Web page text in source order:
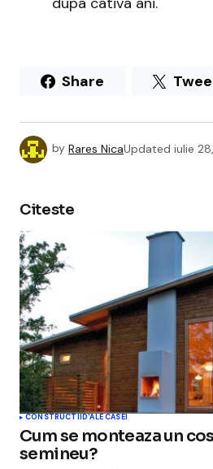
Share
by Rares NicaUpdated iulie
Citeste
CONSTRUCTIID'ALE CASEI
Cum se monteaza un
semineu?